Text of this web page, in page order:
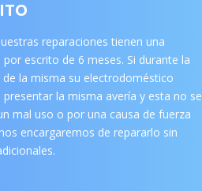
reparaciones tienen una
por escrito de 6 meses. Si durante la
de la misma su electrodoméstico
presentar la misma avería y esta no se
mal uso o por una causa de fuerza
encargaremos de repararlo sin